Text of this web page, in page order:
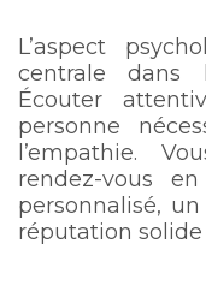
L’aspect
centrale
Écouter
personne
l’empathie.
rendez-vous
personnalisé,
réputation